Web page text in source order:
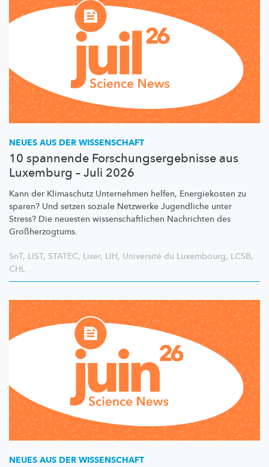
NEUES AUS DER WISSENSCHAFT
10 spannende Forschungsergebnisse aus
Luxemburg – Juli 2026
Kann der Klimaschutz Unternehmen helfen, Energiekosten zu
sparen? Und setzen soziale Netzwerke Jugendliche unter
Stress? Die neuesten wissenschaftlichen Nachrichten des
Großherzogtums.
SnT, LIST, STATEC, Liser, LIH, Université du Luxembourg, LCSB,
CHL
NEUES AUS DER WISSENSCHAFT